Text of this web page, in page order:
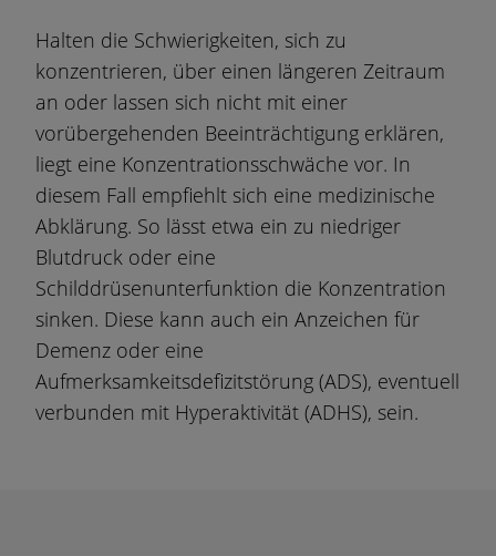
Halten die Schwierigkeiten, sich zu
konzentrieren, über einen längeren Zeitraum
an oder lassen sich nicht mit einer
vorübergehenden Beeinträchtigung erklären,
liegt eine Konzentrationsschwäche vor. In
diesem Fall empfiehlt sich eine medizinische
Abklärung. So lässt etwa ein zu niedriger
Blutdruck oder eine
Schilddrüsenunterfunktion die Konzentration
sinken. Diese kann auch ein Anzeichen für
Demenz oder eine
Aufmerksamkeitsdefizitstörung (ADS), eventuell
verbunden mit Hyperaktivität (ADHS), sein.